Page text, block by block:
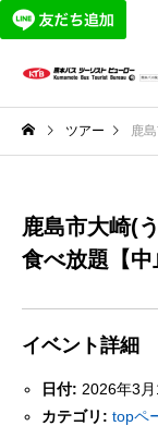
ツアー 鹿島
鹿島市大崎(
食べ放題【中
イベント詳細
日付: 2026年3月
カテゴリ: topペ